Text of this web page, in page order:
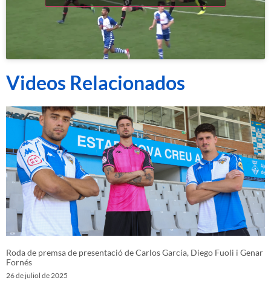
Videos Relacionados
Roda de premsa de presentació de Carlos García, Diego Fuoli i Genar
Fornés
26 de juliol de 2025